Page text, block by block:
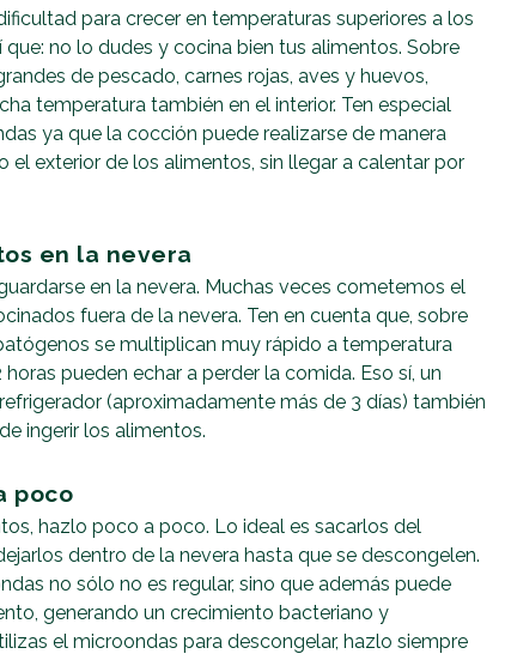
para crecer en temperaturas superiores a los
que: no lo dudes y cocina bien tus alimentos. Sobre
de pescado, carnes rojas, aves y huevos,
temperatura también en el interior. Ten especial
ya que la cocción puede realizarse de manera
el exterior de los alimentos, sin llegar a calentar por
en la nevera
en la nevera. Muchas veces cometemos el
fuera de la nevera. Ten en cuenta que, sobre
se multiplican muy rápido a temperatura
pueden echar a perder la comida. Eso sí, un
(aproximadamente más de 3 días) también
ingerir los alimentos.
poco
hazlo poco a poco. Lo ideal es sacarlos del
dentro de la nevera hasta que se descongelen.
no sólo no es regular, sino que además puede
generando un crecimiento bacteriano y
el microondas para descongelar, hazlo siempre